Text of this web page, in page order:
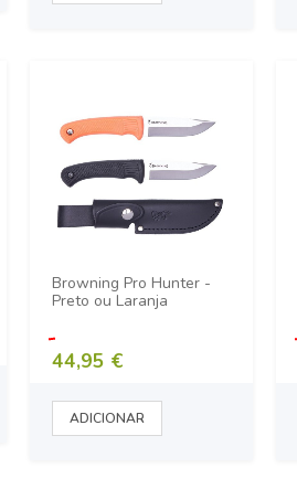
Browning Pro Hunter -
Preto ou Laranja
44,95 €